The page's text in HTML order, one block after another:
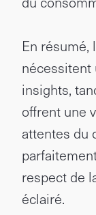
En résumé,
nécessitent
insights,
offrent une
attentes du
respect de
éclairé.